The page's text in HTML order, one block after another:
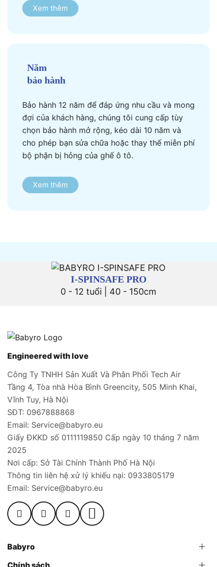
Xem thêm
Năm
bảo hành
Bảo hành 12 năm để đáp ứng nhu cầu và mong
đợi của khách hàng, chúng tôi cung cấp tùy
chọn bảo hành mở rộng, kéo dài 10 năm và
cho phép bạn sửa chữa hoặc thay thế miễn phí
bộ phận bị hỏng của ghế ô tô.
Xem thêm
I-SPINSAFE PRO
0 - 12 tuổi | 40 - 150cm
Engineered with love
Công Ty TNHH Sản Xuất Và Phân Phối Tech Air
Tầng 4, Tòa nhà Hòa Bình Greencity, 505 Minh Khai,
Vĩnh Tuy, Hà Nội
SĐT: 0967888868
Email: Service@babyro.eu
Giấy ĐKKD số 0111119850 Cấp ngày 10 tháng 7 năm
2025
Nơi cấp: Sở Tài Chính Thành Phố Hà Nội
Thông tin liên hệ xử lý khiếu nại: 0933805179
Email: Service@babyro.eu
Babyro
Chính sách